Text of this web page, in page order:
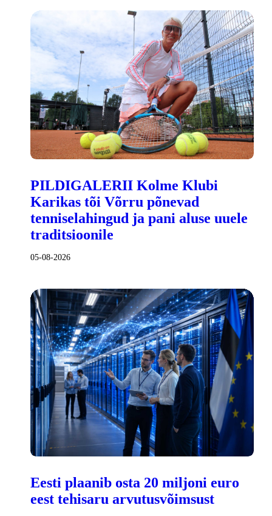
PILDIGALERII Kolme Klubi
Karikas tõi Võrru põnevad
tenniselahingud ja pani aluse uuele
traditsioonile
05-08-2026
Eesti plaanib osta 20 miljoni euro
eest tehisaru arvutusvõimsust